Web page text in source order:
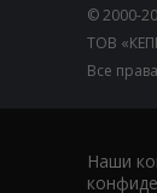
© 2000-
ТОВ
Все
Наши